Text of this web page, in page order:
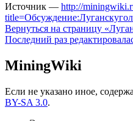
Источник — http://
Вернуться на страницу
Последний раз
MiningWiki
Если не указано иное,
BY-SA 3.0.